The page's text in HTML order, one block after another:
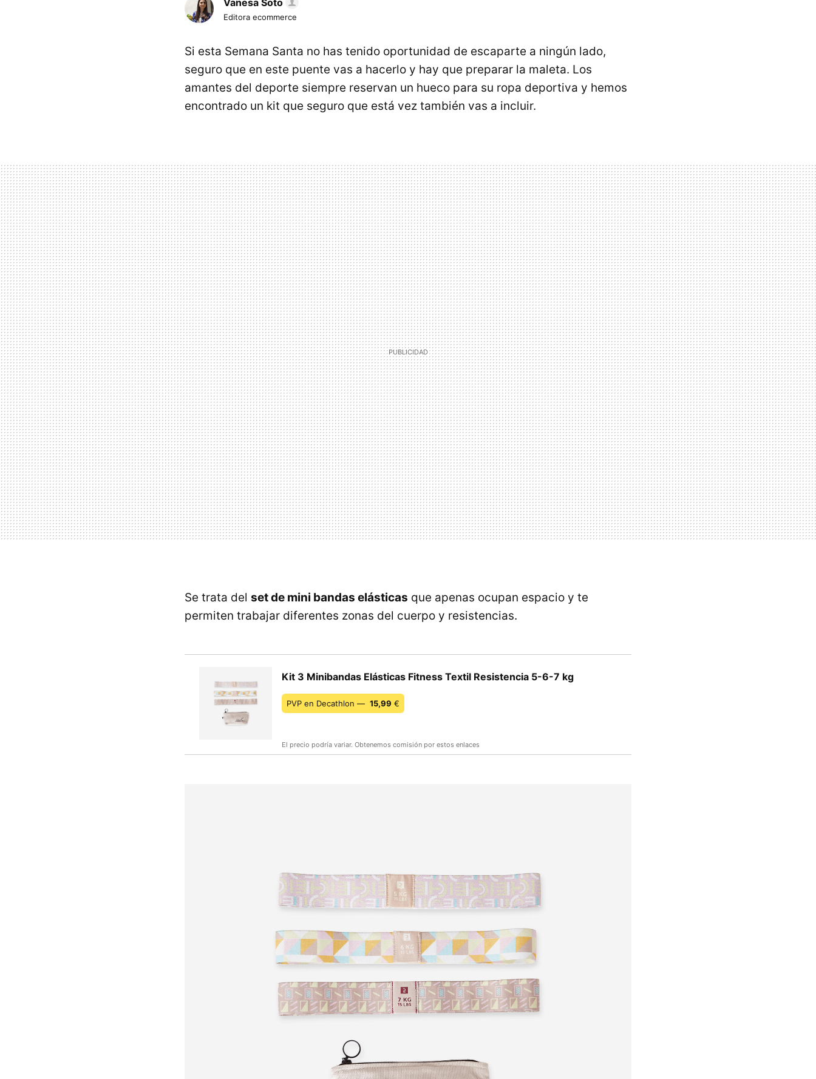
Editora ecommerce
Si esta Semana Santa no has tenido oportunidad de escaparte a ningún lado,
seguro que en este puente vas a hacerlo y hay que preparar la maleta. Los
amantes del deporte siempre reservan un hueco para su ropa deportiva y hemos
encontrado un kit que seguro que está vez también vas a incluir.
Se trata del set de mini bandas elásticas que apenas ocupan espacio y te
permiten trabajar diferentes zonas del cuerpo y resistencias.
Kit 3 Minibandas Elásticas Fitness Textil Resistencia 5-6-7 kg
PVP en Decathlon — 15,99 €
El precio podría variar. Obtenemos comisión por estos enlaces